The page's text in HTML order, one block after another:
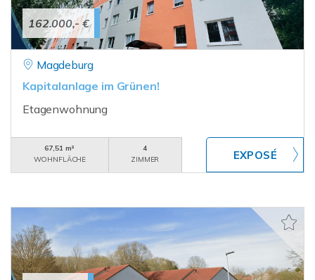
162.000,- €
Magdeburg
Kapitalanlage im Grünen!
Etagenwohnung
67,51 m²
WOHNFLÄCHE
4
ZIMMER